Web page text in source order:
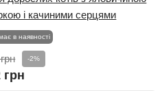
і качиними серцями
в наявності
-2%
грн